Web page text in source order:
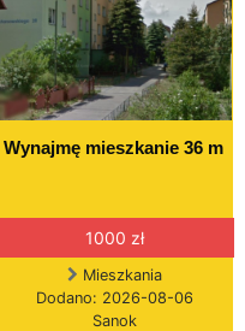
Wynajmę mieszkanie 36 m
1000 zł
Mieszkania
Dodano: 2026-08-06
Sanok